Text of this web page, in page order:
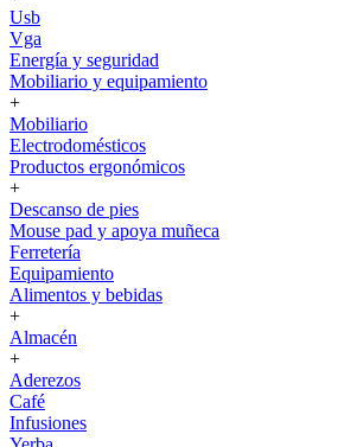
Usb
Vga
Energía y seguridad
Mobiliario y equipamiento
+
Mobiliario
Electrodomésticos
Productos ergonómicos
+
Descanso de pies
Mouse pad y apoya muñeca
Ferretería
Equipamiento
Alimentos y bebidas
+
Almacén
+
Aderezos
Café
Infusiones